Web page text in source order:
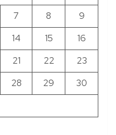
7 8
9
14 15
16
21 22
23
28 29
30